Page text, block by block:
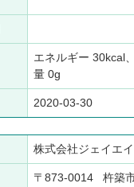
エネルギー 30kcal
量 0g
2020-03-30
株式会社ジェイエ
〒873-0014 杵築